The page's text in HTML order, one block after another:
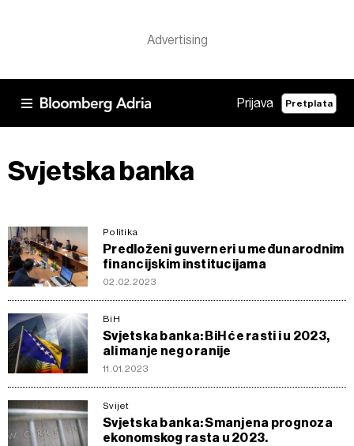
Prijava Pretplata
Svjetska banka
Politika
Predloženi guverneri u međunarodnim
financijskim institucijama
02.02.2023
BiH
Svjetska banka: BiH će rasti i u 2023,
ali manje nego ranije
11.01.2023
Svijet
Svjetska banka: Smanjena prognoza
ekonomskog rasta u 2023.